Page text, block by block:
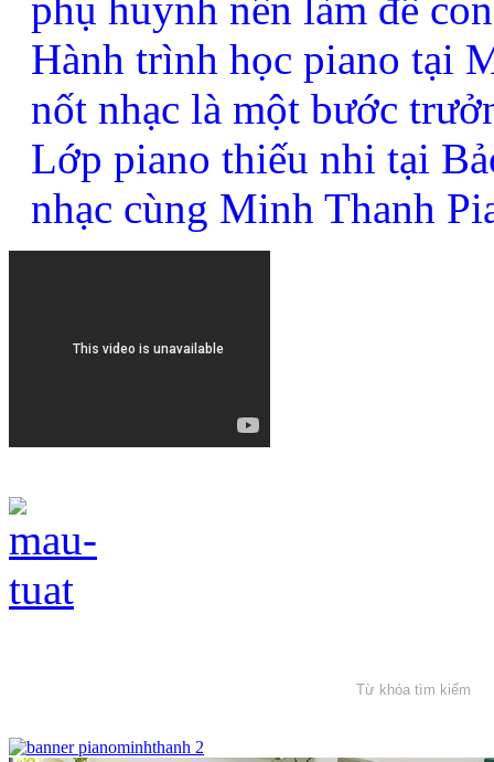
Hành trình học piano tại
nốt nhạc là một bước
Lớp piano thiếu nhi tại
nhạc cùng Minh Thanh